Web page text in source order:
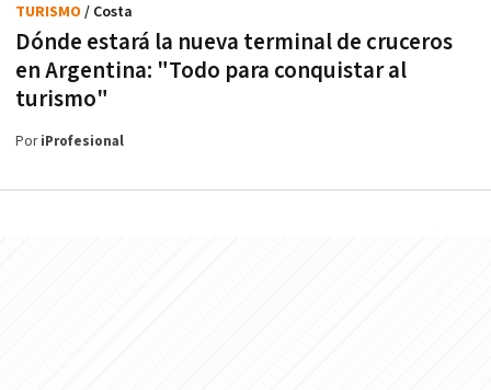
Dónde estará la nueva terminal de cruceros
en Argentina: "Todo para conquistar al
turismo"
TURISMO / Costa
PoriProfesional